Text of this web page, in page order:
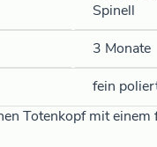
Spinell
3 Monate
fein
Totenkopf mit